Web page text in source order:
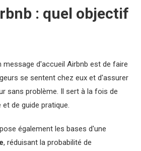
: quel objectif
message d'accueil Airbnb est de faire
se sentent chez eux et d'assurer
sans problème. Il sert à la fois de
de guide pratique.
également les bases d'une
, réduisant la probabilité de